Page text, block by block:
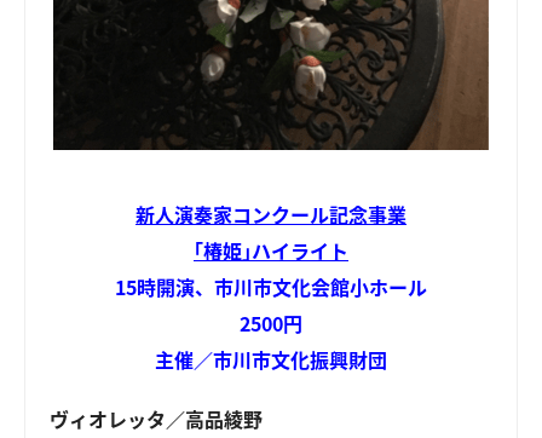
新人演奏家コンクール記念事業
｢椿姫｣ハイライト
15時開演、市川市文化会館小ホール
2500円
主催／市川市文化振興財団
ヴィオレッタ／高品綾野